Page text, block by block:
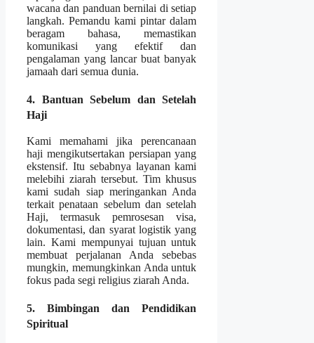
wacana dan panduan bernilai di setiap
langkah. Pemandu kami pintar dalam
beragam bahasa, memastikan
komunikasi yang efektif dan
pengalaman yang lancar buat banyak
jamaah dari semua dunia.
4. Bantuan Sebelum dan Setelah
Haji
Kami memahami jika perencanaan
haji mengikutsertakan persiapan yang
ekstensif. Itu sebabnya layanan kami
melebihi ziarah tersebut. Tim khusus
kami sudah siap meringankan Anda
terkait penataan sebelum dan setelah
Haji, termasuk pemrosesan visa,
dokumentasi, dan syarat logistik yang
lain. Kami mempunyai tujuan untuk
membuat perjalanan Anda sebebas
mungkin, memungkinkan Anda untuk
fokus pada segi religius ziarah Anda.
5. Bimbingan dan Pendidikan
Spiritual